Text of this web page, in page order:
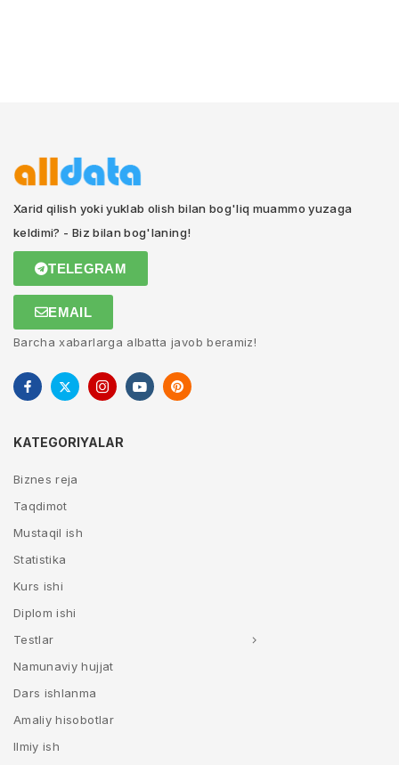
Xarid qilish yoki yuklab olish bilan bog'liq muammo yuzaga
keldimi? - Biz bilan bog'laning!
TELEGRAM
EMAIL
Barcha xabarlarga albatta javob beramiz!
KATEGORIYALAR
Biznes reja
Taqdimot
Mustaqil ish
Statistika
Kurs ishi
Diplom ishi
Testlar
Namunaviy hujjat
Dars ishlanma
Amaliy hisobotlar
Ilmiy ish